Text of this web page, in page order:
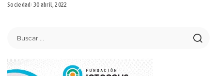
Sociedad 30 abril, 2022